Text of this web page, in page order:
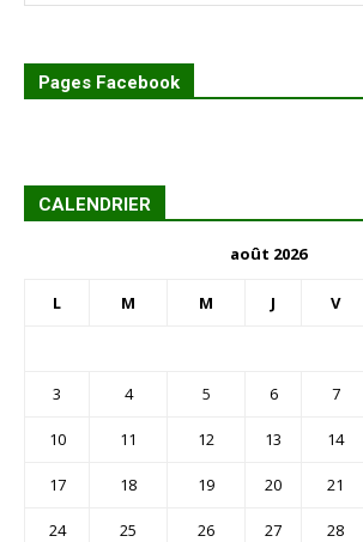
Pages Facebook
CALENDRIER
août 2026
L M M J V
3 4 5 6 7
10 11 12 13 14
17 18 19 20 21
24 25 26 27 28